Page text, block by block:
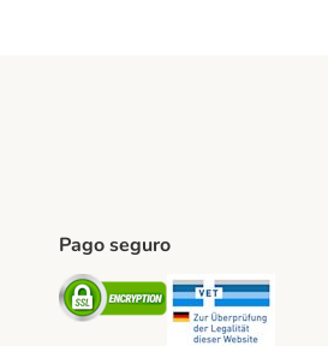
Pago seguro
Security